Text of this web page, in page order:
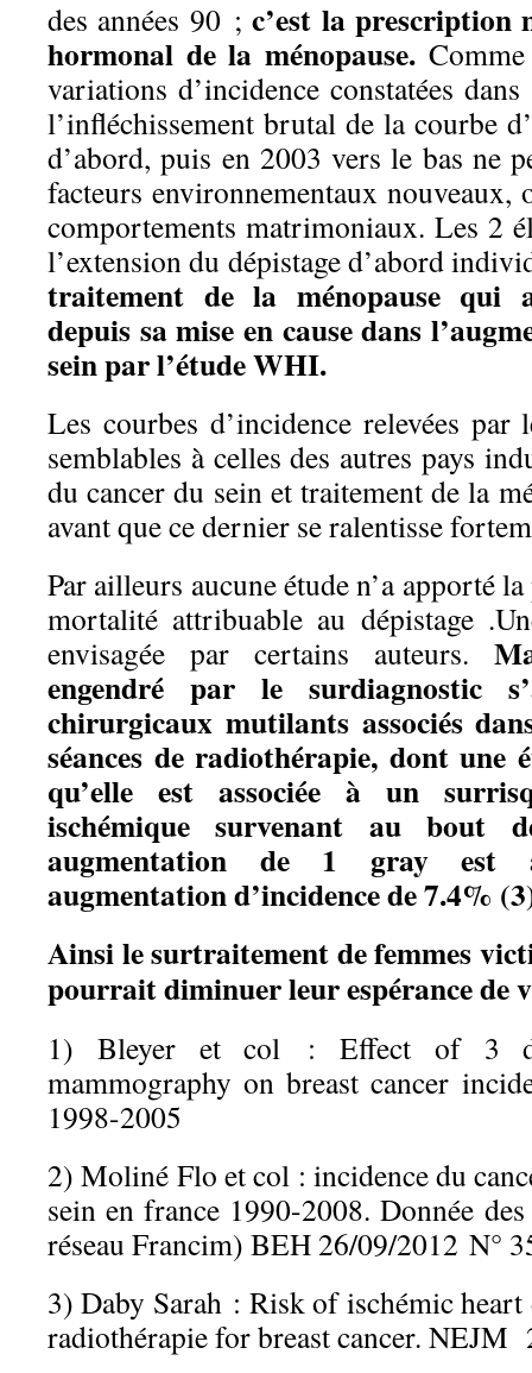
des années 90 ;c’est la prescription
hormonal de la ménopause.Comme
variations d’incidence constatées
l’infléchissement brutal de la courbe
d’abord, puis en 2003 vers le bas ne
facteurs environnementaux nouveaux,
comportements matrimoniaux. Les 2
l’extension du dépistage d’abord
traitement de la ménopause qui
depuis sa mise en cause dans
sein par l’étude WHI.
Les courbes d’incidence relevées par
semblables à celles des autres pays
du cancer du sein et traitement de la
avant que ce dernier se ralentisse
Par ailleurs aucune étude n’a apporté
mortalité attribuable au dépistage
envisagée par certains auteurs.
engendré par le surdiagnostic
chirurgicaux mutilants associés
séances de radiothérapie, dont une
qu’elle est associée à un
ischémique survenant au
augmentation de 1 gray est
augmentation d’incidence de 7.4%
Ainsi le surtraitement de femmes
pourrait diminuer leur espérance de
1) Bleyer et col : Effect of 3
mammography on breast cancer
1998-2005
2) Moliné Flo et col : incidence du
sein en france 1990-2008. Donnée
réseau Francim) BEH 26/09/2012 N°
3) Daby Sarah : Risk of ischémic heart
radiothérapie for breast cancer.